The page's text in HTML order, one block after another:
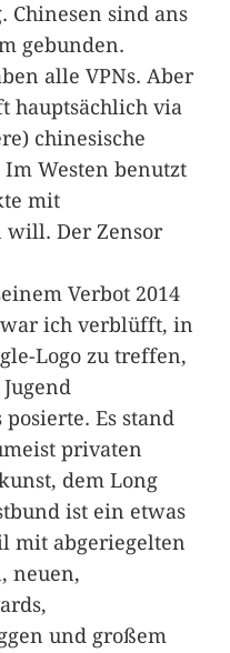
sind ans
gebunden.
alle VPNs. Aber
hauptsächlich via
chinesische
Westen benutzt
mit
will. Der Zensor
Verbot 2014
ich verblüfft, in
Logo zu treffen,
Es stand
privaten
dem Long
ist ein etwas
mit abgeriegelten
neuen,
und großem